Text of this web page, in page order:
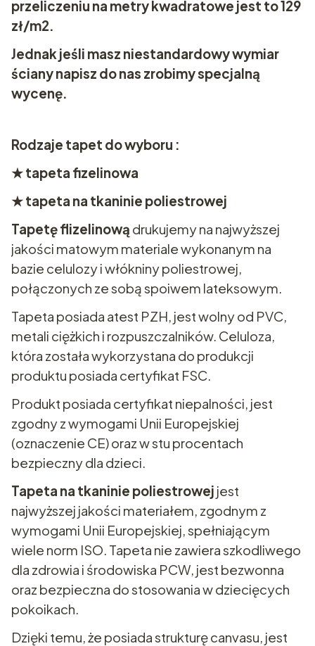
przeliczeniu na metry kwadratowe jest to 129
zł/m2.
Jednak jeśli masz niestandardowy wymiar
ściany napisz do nas zrobimy specjalną
wycenę.
Rodzaje tapet do wyboru :
★ tapeta fizelinowa
★ tapeta na tkaninie poliestrowej
Tapetę flizelinową drukujemy na najwyższej
jakości matowym materiale wykonanym na
bazie celulozy i włókniny poliestrowej,
połączonych ze sobą spoiwem lateksowym.
Tapeta posiada atest PZH, jest wolny od PVC,
metali ciężkich i rozpuszczalników. Celuloza,
która została wykorzystana do produkcji
produktu posiada certyfikat FSC.
Produkt posiada certyfikat niepalności, jest
zgodny z wymogami Unii Europejskiej
(oznaczenie CE) oraz w stu procentach
bezpieczny dla dzieci.
Tapeta na tkaninie poliestrowej jest
najwyższej jakości materiałem, zgodnym z
wymogami Unii Europejskiej, spełniającym
wiele norm ISO. Tapeta nie zawiera szkodliwego
dla zdrowia i środowiska PCW, jest bezwonna
oraz bezpieczna do stosowania w dziecięcych
pokoikach.
Dzięki temu, że posiada strukturę canvasu, jest